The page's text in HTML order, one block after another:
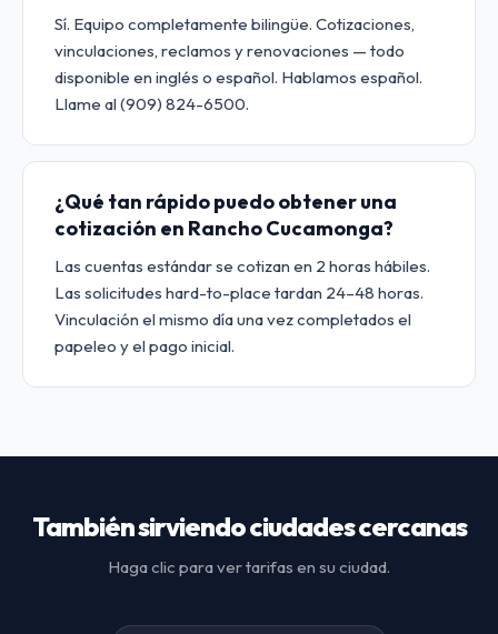
Sí. Equipo completamente bilingüe. Cotizaciones,
vinculaciones, reclamos y renovaciones — todo
disponible en inglés o español. Hablamos español.
Llame al (909) 824-6500.
¿Qué tan rápido puedo obtener una
cotización en Rancho Cucamonga?
Las cuentas estándar se cotizan en 2 horas hábiles.
Las solicitudes hard-to-place tardan 24–48 horas.
Vinculación el mismo día una vez completados el
papeleo y el pago inicial.
También sirviendo ciudades cercanas
Haga clic para ver tarifas en su ciudad.